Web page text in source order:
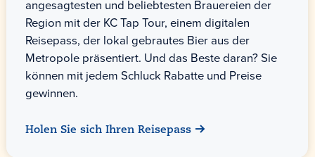
angesagtesten und beliebtesten Brauereien der
Region mit der KC Tap Tour, einem digitalen
Reisepass, der lokal gebrautes Bier aus der
Metropole präsentiert. Und das Beste daran? Sie
können mit jedem Schluck Rabatte und Preise
gewinnen.
Holen Sie sich Ihren Reisepass